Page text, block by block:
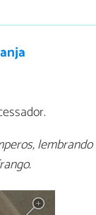
lembrando